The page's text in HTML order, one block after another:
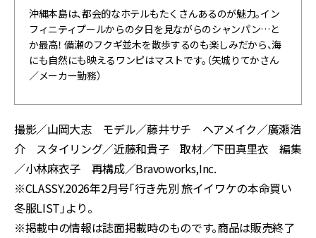
沖縄本島は、都会的なホテルもたくさんあるのが魅力。イン
フィニティプールからの夕日を見ながらのシャンパン…と
か最高！ 備瀬のフクギ並木を散歩するのも楽しみだから、海
にも自然にも映えるワンピはマストです。（矢城りてかさん
／メーカー勤務）
撮影／山岡大志 モデル／藤井サチ ヘアメイク／廣瀬浩
介 スタイリング／近藤和貴子 取材／下田真里衣 編集
／小林麻衣子 再構成／Bravoworks,Inc.
※CLASSY.2026年2月号「行き先別 旅イイワケの本命買い
冬服LIST」より。
※掲載中の情報は誌面掲載時のものです。商品は販売終了